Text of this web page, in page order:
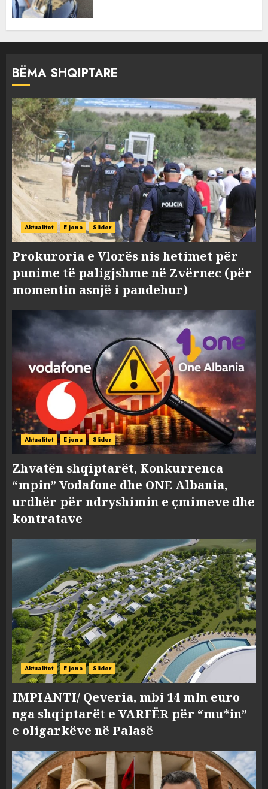
BËMA SHQIPTARE
Aktualitet E jona Slider
Prokuroria e Vlorës nis hetimet për
punime të paligjshme në Zvërnec (për
momentin asnjë i pandehur)
Aktualitet E jona Slider
Zhvatën shqiptarët, Konkurrenca
“mpin” Vodafone dhe ONE Albania,
urdhër për ndryshimin e çmimeve dhe
kontratave
Aktualitet E jona Slider
IMPIANTI/ Qeveria, mbi 14 mln euro
nga shqiptarët e VARFËR për “mu*in”
e oligarkëve në Palasë